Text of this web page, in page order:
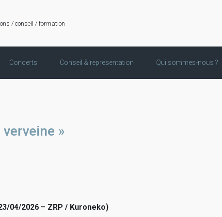
/ conseil / formation
Concerts Conseil & représentation Qui sommes-nous ?
»
04/2026 – ZRP / Kuroneko)